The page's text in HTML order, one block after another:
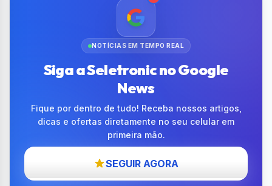
NOTÍCIAS EM TEMPO REAL
Siga a Seletronic no Google
News
Fique por dentro de tudo! Receba nossos artigos,
dicas e ofertas diretamente no seu celular em
primeira mão.
SEGUIR AGORA